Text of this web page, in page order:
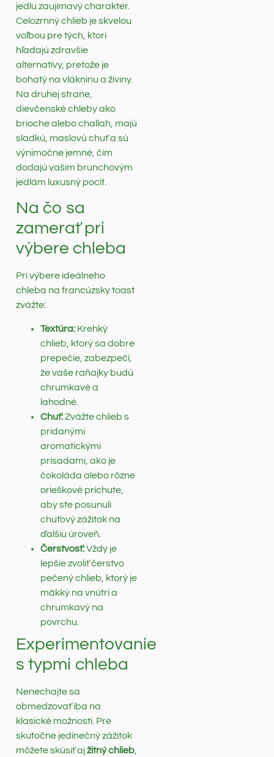
jedlu zaujímavý charakter.
Celozrnný chlieb je skvelou
voľbou pre tých, ktorí
hľadajú zdravšie
alternatívy, pretože je
bohatý na vlákninu a živiny.
Na druhej strane,
dievčenské chleby ako
brioche alebo challah, majú
sladkú, maslovú chuť a sú
výnimočne jemné, čím
dodajú vašim brunchovým
jedlám luxusný pocit.
Na čo sa
zamerať pri
výbere chleba
Pri výbere ideálneho
chleba na francúzsky toast
zvážte:
Textúra: Krehký
chlieb, ktorý sa dobre
prepečie, zabezpečí,
že vaše raňajky budú
chrumkavé a
lahodné.
Chuť:Zvážte chlieb s
pridanými
aromatickými
prísadami, ako je
čokoláda alebo rôzne
orieškové príchute,
aby ste posunuli
chuťový zážitok na
ďalšiu úroveň.
Čerstvosť:Vždy je
lepšie zvoliť čerstvo
pečený chlieb, ktorý je
mäkký na vnútri a
chrumkavý na
povrchu.
Experimentovanie
s typmi chleba
Nenechajte sa
obmedzovať iba na
klasické možnosti. Pre
skutočne jedinečný zážitok
môžete skúsiť ajžitný chlieb